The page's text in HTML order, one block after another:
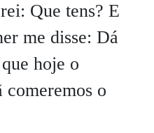
Que tens? E
me disse: Dá
hoje o
comeremos o